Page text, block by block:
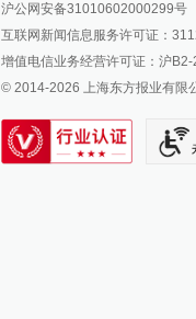
澎湃新闻抖音号
派生万物开放平
IP SHANGHAI
SIXTH TONE
沪公网安备31010602000299号
互联网新闻信息服务许可证：
增值电信业务经营许可证：沪
© 2014-2026 上海东方报业有限